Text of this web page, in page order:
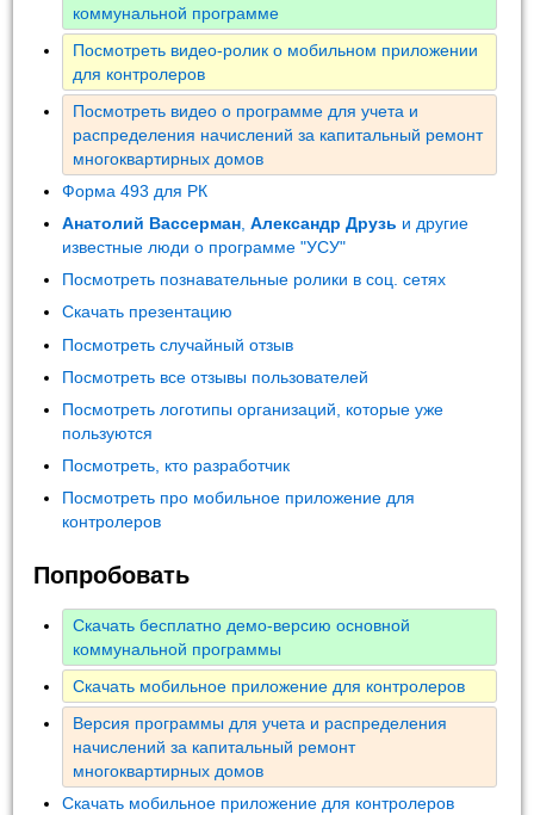
коммунальной программе
Посмотреть видео-ролик о мобильном приложении
для контролеров
Посмотреть видео о программе для учета и
распределения начислений за капитальный ремонт
многоквартирных домов
Форма 493 для РК
Анатолий Вассерман ,Александр Друзь и другие
известные люди о программе "УСУ"
Посмотреть познавательные ролики в соц. сетях
Скачать презентацию
Посмотреть случайный отзыв
Посмотреть все отзывы пользователей
Посмотреть логотипы организаций, которые уже
пользуются
Посмотреть, кто разработчик
Посмотреть про мобильное приложение для
контролеров
Попробовать
Скачать бесплатно демо-версию основной
коммунальной программы
Скачать мобильное приложение для контролеров
Версия программы для учета и распределения
начислений за капитальный ремонт
многоквартирных домов
Скачать мобильное приложение для контролеров